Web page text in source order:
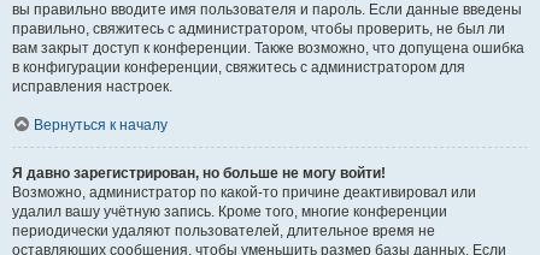
вы правильно вводите имя пользователя и пароль. Если данные введены
правильно, свяжитесь с администратором, чтобы проверить, не был ли
вам закрыт доступ к конференции. Также возможно, что допущена ошибка
в конфигурации конференции, свяжитесь с администратором для
исправления настроек.
Вернуться к началу
Я давно зарегистрирован, но больше не могу войти!
Возможно, администратор по какой-то причине деактивировал или
удалил вашу учётную запись. Кроме того, многие конференции
периодически удаляют пользователей, длительное время не
оставляющих сообщения, чтобы уменьшить размер базы данных. Если